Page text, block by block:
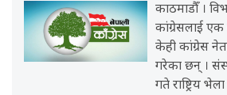
काठमाडौँ ।
कांग्रेसलाई
केही कांग्रेस
गरेका छन् ।
गते राष्ट्रिय